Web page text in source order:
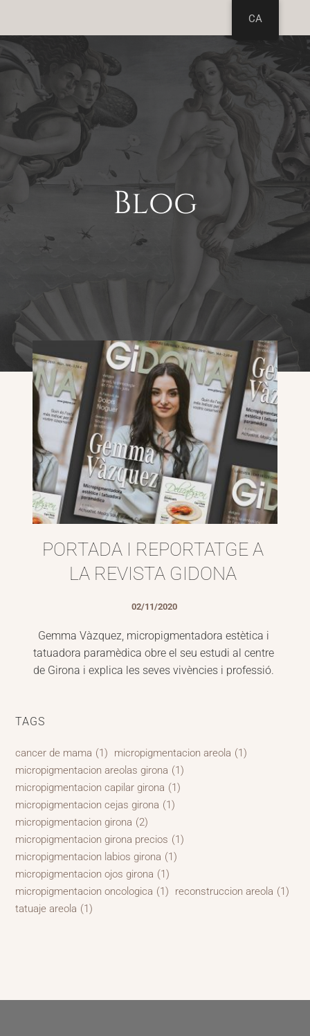
Blog
PORTADA I REPORTATGE A
LA REVISTA GIDONA
02/11/2020
Gemma Vàzquez, micropigmentadora estètica i
tatuadora paramèdica obre el seu estudi al centre
de Girona i explica les seves vivències i professió.
TAGS
cancer de mama (1) micropigmentacion areola (1)
micropigmentacion areolas girona (1)
micropigmentacion capilar girona (1)
micropigmentacion cejas girona (1)
micropigmentacion girona (2)
micropigmentacion girona precios (1)
micropigmentacion labios girona (1)
micropigmentacion ojos girona (1)
micropigmentacion oncologica (1) reconstruccion areola (1)
tatuaje areola (1)
CA